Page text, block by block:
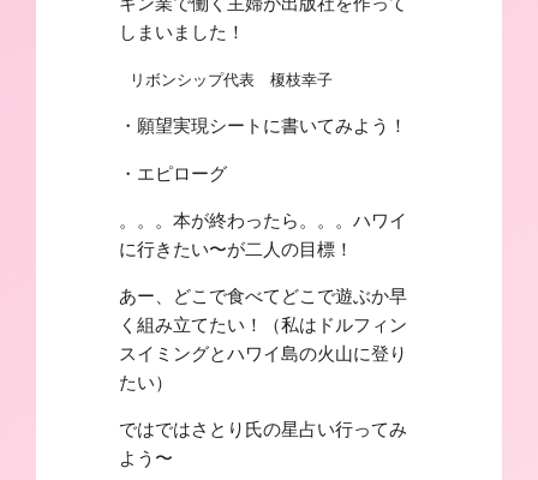
しまいました！
リボンシップ代表 榎枝幸子
・願望実現シートに書いてみよう！
・エピローグ
。。。本が終わったら。。。ハワイ
に行きたい〜が二人の目標！
あー、どこで食べてどこで遊ぶか早
く組み立てたい！（私はドルフィン
スイミングとハワイ島の火山に登り
たい）
ではではさとり氏の星占い行ってみ
よう〜